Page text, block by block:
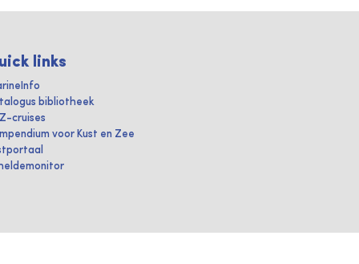
links
bibliotheek
cruises
voor Kust en Zee